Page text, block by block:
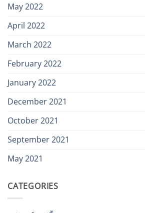
May 2022
April 2022
March 2022
February 2022
January 2022
December 2021
October 2021
September 2021
May 2021
CATEGORIES